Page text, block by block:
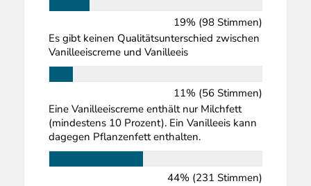
19% (98 Stimmen)
Es gibt keinen Qualitätsunterschied zwischen
Vanilleeiscreme und Vanilleeis
11% (56 Stimmen)
Eine Vanilleeiscreme enthält nur Milchfett
(mindestens 10 Prozent). Ein Vanilleeis kann
dagegen Pflanzenfett enthalten.
44% (231 Stimmen)